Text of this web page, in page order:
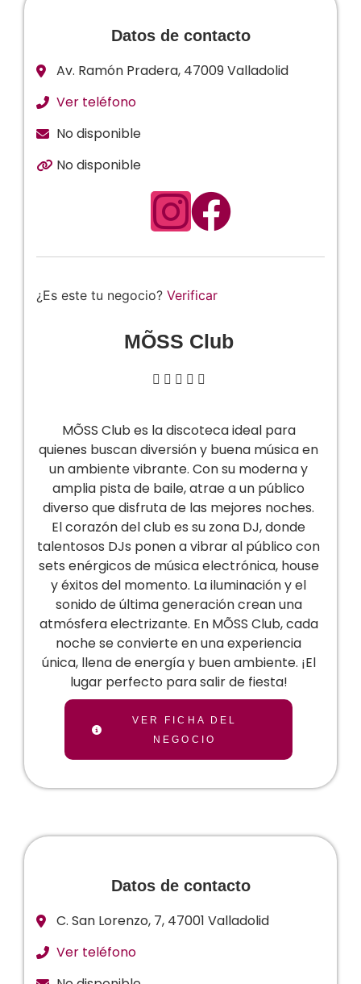
Datos de contacto
Av. Ramón Pradera, 47009 Valladolid
Ver teléfono
No disponible
No disponible
¿Es este tu negocio? Verificar
MÕSS Club
    
MÕSS Club es la discoteca ideal para
quienes buscan diversión y buena música en
un ambiente vibrante. Con su moderna y
amplia pista de baile, atrae a un público
diverso que disfruta de las mejores noches.
El corazón del club es su zona DJ, donde
talentosos DJs ponen a vibrar al público con
sets enérgicos de música electrónica, house
y éxitos del momento. La iluminación y el
sonido de última generación crean una
atmósfera electrizante. En MÕSS Club, cada
noche se convierte en una experiencia
única, llena de energía y buen ambiente. ¡El
lugar perfecto para salir de fiesta!
VER FICHA DEL
NEGOCIO
Datos de contacto
C. San Lorenzo, 7, 47001 Valladolid
Ver teléfono